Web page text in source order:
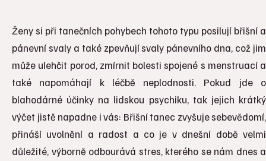
Ženy si při tanečních pohybech tohoto typu posilují břišní a
pánevní svaly a také zpevňují svaly pánevního dna, což jim
může ulehčit porod, zmírnit bolesti spojené s menstruací a
také napomáhají k léčbě neplodnosti. Pokud jde o
blahodárné účinky na lidskou psychiku, tak jejich krátký
výčet jistě napadne i vás: Břišní tanec zvyšuje sebevědomí,
přináší uvolnění a radost a co je v dnešní době velmi
důležité, výborně odbourává stres, kterého se nám dnes a